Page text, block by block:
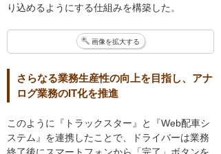
り込めるようにする仕組みを構築した。
画像を拡大する
さらなる業務生産性の向上を目指し、アナ
ログ業務のIT化を推進
このように『トラックスター』と『Web配車シ
ステム』を連携したことで、ドライバーは業務